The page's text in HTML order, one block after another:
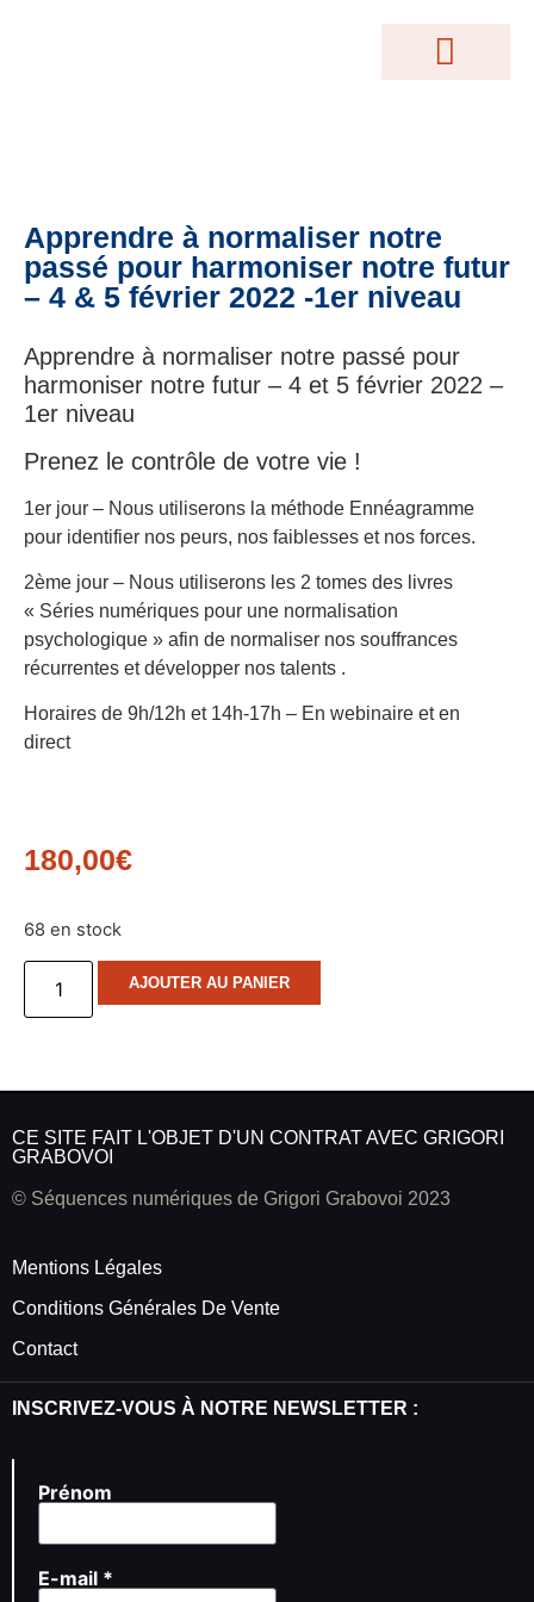
Apprendre à normaliser notre
passé pour harmoniser notre futur
– 4 & 5 février 2022 -1er niveau
Apprendre à normaliser notre passé pour
harmoniser notre futur – 4 et 5 février 2022 –
1er niveau
Prenez le contrôle de votre vie !
1er jour – Nous utiliserons la méthode Ennéagramme
pour identifier nos peurs, nos faiblesses et nos forces.
2ème jour – Nous utiliserons les 2 tomes des livres
« Séries numériques pour une normalisation
psychologique » afin de normaliser nos souffrances
récurrentes et développer nos talents .
Horaires de 9h/12h et 14h-17h – En webinaire et en
direct
180,00€
68 en stock
AJOUTER AU PANIER
CE SITE FAIT L'OBJET D'UN CONTRAT AVEC GRIGORI
GRABOVOI
© Séquences numériques de Grigori Grabovoi 2023
Mentions Légales
Conditions Générales De Vente
Contact
INSCRIVEZ-VOUS À NOTRE NEWSLETTER :
Prénom
E-mail *